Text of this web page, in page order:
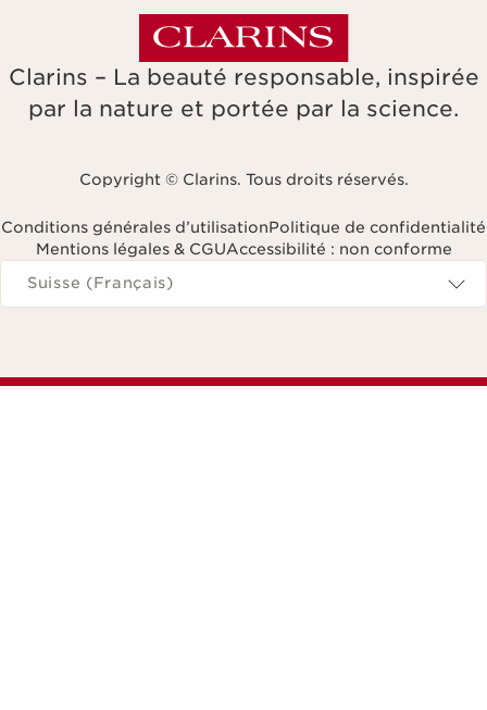
Clarins – La beauté responsable, inspirée
par la nature et portée par la science.
Copyright © Clarins. Tous droits réservés.
Conditions générales d’utilisationPolitique de confidentialité
Mentions légales & CGUAccessibilité : non conforme
Naviguer vers
Suisse (Français)